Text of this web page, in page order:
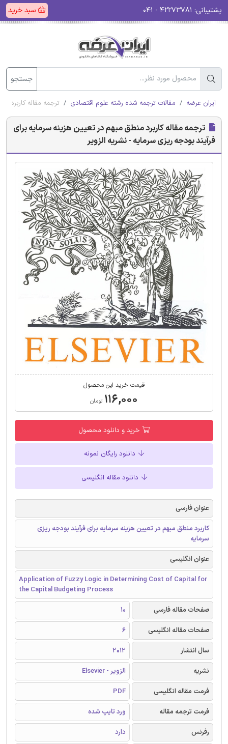
پشتیبانی: سبد خرید
جستجو
ایران عرضه مقالات ترجمه شده رشته علوم اقتصادی ترجمه مقاله کاربرد
ترجمه مقاله کاربرد منطق مبهم در تعیین هزینه سرمایه برای
فرآیند بودجه ریزی سرمایه - نشریه الزویر
قیمت خرید این محصول
۱۱۶,۰۰۰ تومان
خرید و دانلود محصول
دانلود رایگان نمونه
دانلود مقاله انگلیسی
عنوان فارسی
کاربرد منطق مبهم در تعیین هزینه سرمایه برای فرآیند بودجه ریزی
سرمایه
عنوان انگلیسی
Application of Fuzzy Logic in Determining Cost of Capital for
the Capital Budgeting Process
صفحات مقاله فارسی
10
صفحات مقاله انگلیسی
6
سال انتشار
2012
نشریه
الزویر - Elsevier
فرمت مقاله انگلیسی
PDF
فرمت ترجمه مقاله
ورد تایپ شده
رفرنس
دارد